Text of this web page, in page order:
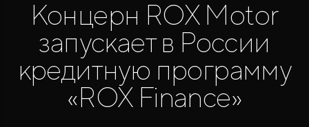
Концерн ROX Motor
запускает в России
кредитную программу
«ROX Finance»